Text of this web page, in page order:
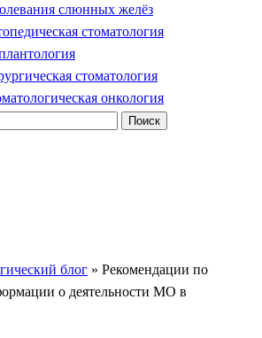
слюнных желёз
стоматология
стоматология
онкология
блог » Рекомендации по
о деятельности МО в